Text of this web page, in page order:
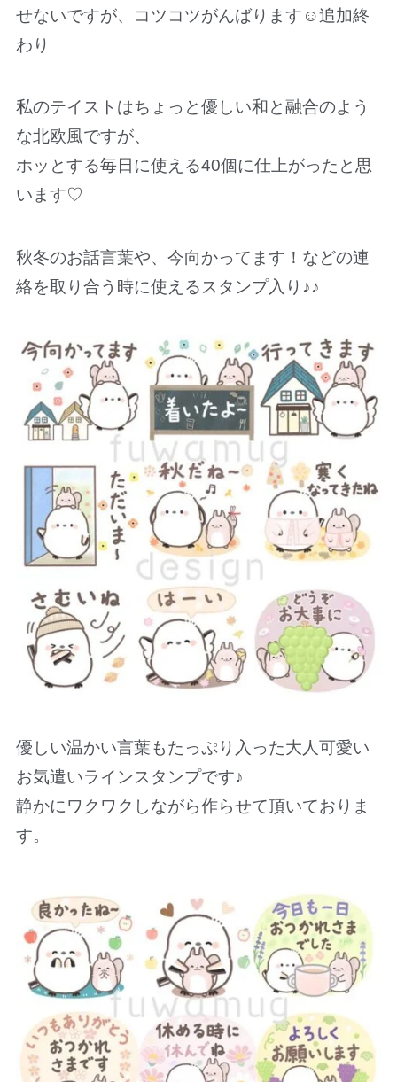
せないですが、コツコツがんばります☺️追加終
わり
私のテイストはちょっと優しい和と融合のよう
な北欧風ですが、
ホッとする毎日に使える40個に仕上がったと思
います♡
秋冬のお話言葉や、今向かってます！などの連
絡を取り合う時に使えるスタンプ入り♪♪
優しい温かい言葉もたっぷり入った大人可愛い
お気遣いラインスタンプです♪
静かにワクワクしながら作らせて頂いておりま
す。